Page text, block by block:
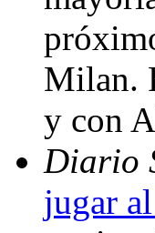
Milan.
y con
Diario
jugar